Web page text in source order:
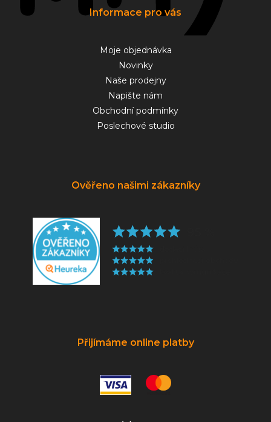
Informace pro vás
Moje objednávka
Novinky
Naše prodejny
Napište nám
Obchodní podmínky
Poslechové studio
Ověřeno našimi zákazníky
Přijímáme online platby